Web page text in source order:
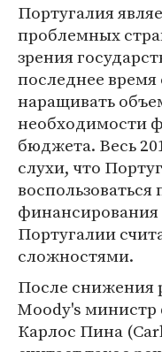
Португалия
проблемных
зрения
последнее
наращивать
необходимости
бюджета. Весь
слухи, что
финансирования
Португалии
сложностями.
После снижения
Moody's
Карлос Пина